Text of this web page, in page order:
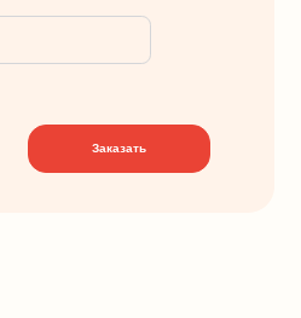
Заказать